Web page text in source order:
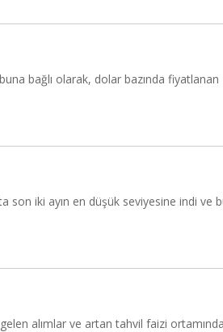
bağlı olarak, dolar bazında fiyatlanan
son iki ayın en düşük seviyesine indi ve
alımlar ve artan tahvil faizi